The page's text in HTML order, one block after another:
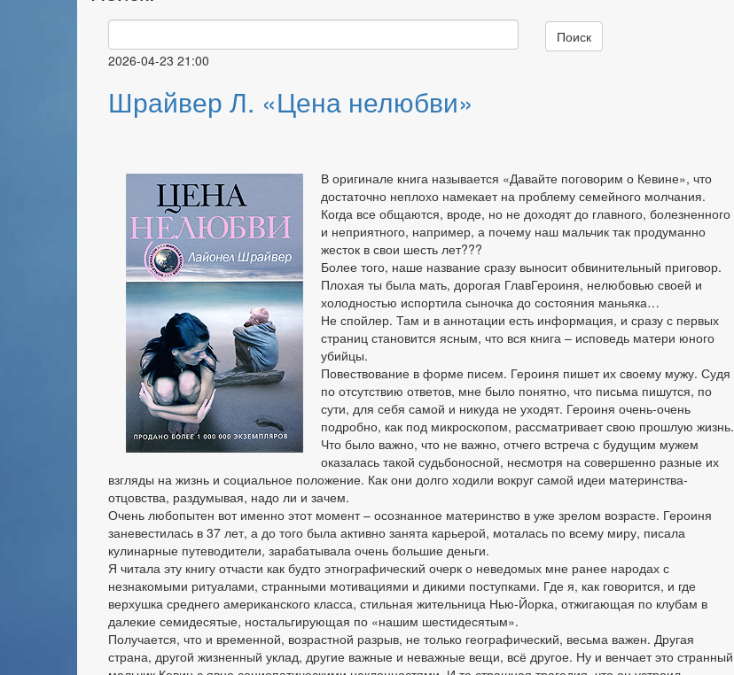
Поиск
2026-04-23 21:00
Шрайвер Л. «Цена нелюбви»
В оригинале книга называется «Давайте поговорим о Кевине», что
достаточно неплохо намекает на проблему семейного молчания.
Когда все общаются, вроде, но не доходят до главного, болезненного
и неприятного, например, а почему наш мальчик так продуманно
жесток в свои шесть лет???
Более того, наше название сразу выносит обвинительный приговор.
Плохая ты была мать, дорогая ГлавГероиня, нелюбовью своей и
холодностью испортила сыночка до состояния маньяка…
Не спойлер. Там и в аннотации есть информация, и сразу с первых
страниц становится ясным, что вся книга – исповедь матери юного
убийцы.
Повествование в форме писем. Героиня пишет их своему мужу. Судя
по отсутствию ответов, мне было понятно, что письма пишутся, по
сути, для себя самой и никуда не уходят. Героиня очень-очень
подробно, как под микроскопом, рассматривает свою прошлую жизнь.
Что было важно, что не важно, отчего встреча с будущим мужем
оказалась такой судьбоносной, несмотря на совершенно разные их
взгляды на жизнь и социальное положение. Как они долго ходили вокруг самой идеи материнства-
отцовства, раздумывая, надо ли и зачем.
Очень любопытен вот именно этот момент – осознанное материнство в уже зрелом возрасте. Героиня
заневестилась в 37 лет, а до того была активно занята карьерой, моталась по всему миру, писала
кулинарные путеводители, зарабатывала очень большие деньги.
Я читала эту книгу отчасти как будто этнографический очерк о неведомых мне ранее народах с
незнакомыми ритуалами, странными мотивациями и дикими поступками. Где я, как говорится, и где
верхушка среднего американского класса, стильная жительница Нью-Йорка, отжигающая по клубам в
далекие семидесятые, ностальгирующая по «нашим шестидесятым».
Получается, что и временной, возрастной разрыв, не только географический, весьма важен. Другая
страна, другой жизненный уклад, другие важные и неважные вещи, всё другое. Ну и венчает это странный